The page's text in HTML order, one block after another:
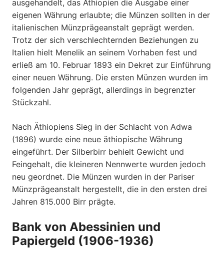
ausgehandelt, das Äthiopien die Ausgabe einer
eigenen Währung erlaubte; die Münzen sollten in der
italienischen Münzprägeanstalt geprägt werden.
Trotz der sich verschlechternden Beziehungen zu
Italien hielt Menelik an seinem Vorhaben fest und
erließ am 10. Februar 1893 ein Dekret zur Einführung
einer neuen Währung. Die ersten Münzen wurden im
folgenden Jahr geprägt, allerdings in begrenzter
Stückzahl.
Nach Äthiopiens Sieg in der Schlacht von Adwa
(1896) wurde eine neue äthiopische Währung
eingeführt. Der Silberbirr behielt Gewicht und
Feingehalt, die kleineren Nennwerte wurden jedoch
neu geordnet. Die Münzen wurden in der Pariser
Münzprägeanstalt hergestellt, die in den ersten drei
Jahren 815.000 Birr prägte.
Bank von Abessinien und
Papiergeld (1906-1936)